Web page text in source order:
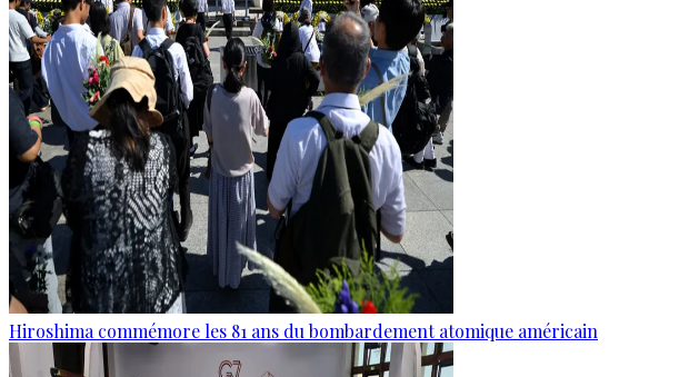
Hiroshima commémore les 81 ans du bombardement atomique américain